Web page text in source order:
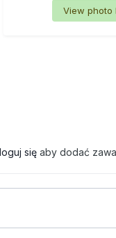
View photo
się aby dodać